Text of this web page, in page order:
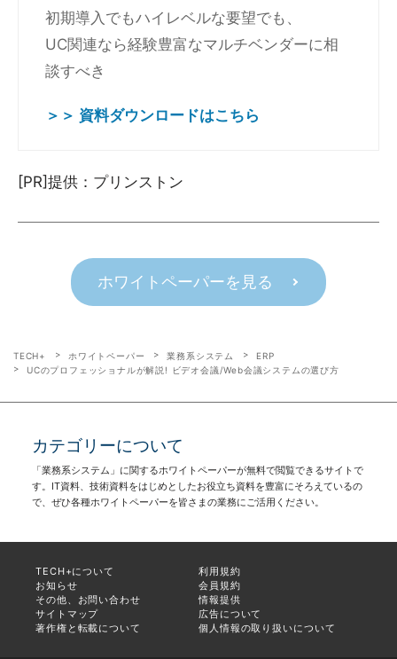
初期導入でもハイレベルな要望でも、
UC関連なら経験豊富なマルチベンダーに相
談すべき
＞＞ 資料ダウンロードはこちら
[PR]提供：プリンストン
ホワイトペーパーを見る
TECH+ ホワイトペーパー 業務系システム
ERP
UCのプロフェッショナルが解説! ビデオ会議/Web会議システムの選び方
カテゴリーについて
「業務系システム」に関するホワイトペーパーが無料で閲覧できるサイトで
す。IT資料、技術資料をはじめとしたお役立ち資料を豊富にそろえているの
で、ぜひ各種ホワイトペーパーを皆さまの業務にご活用ください。
TECH+について
利用規約
お知らせ
会員規約
その他、お問い合わせ
情報提供
サイトマップ
広告について
著作権と転載について
個人情報の取り扱いについて